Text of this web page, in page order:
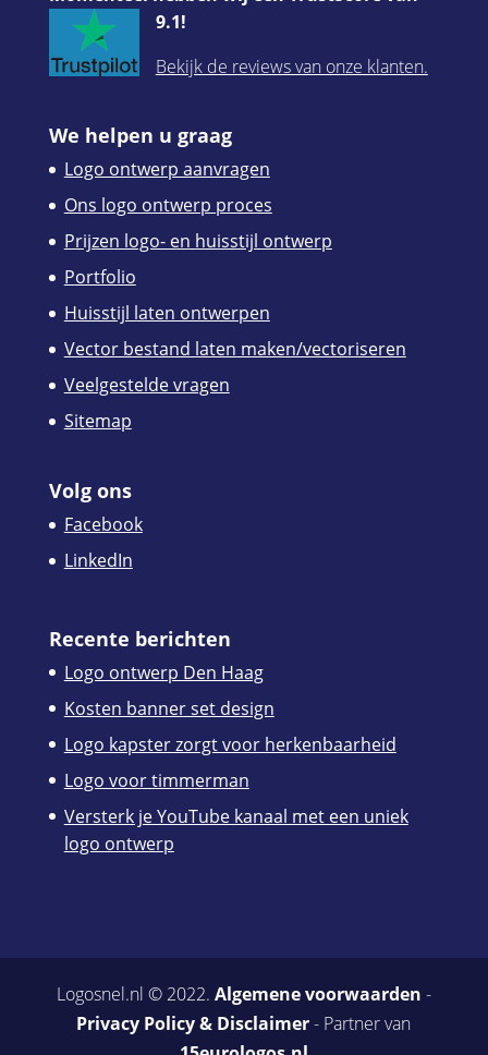
9.1!
Bekijk de reviews van onze klanten.
We helpen u graag
Logo ontwerp aanvragen
Ons logo ontwerp proces
Prijzen logo- en huisstijl ontwerp
Portfolio
Huisstijl laten ontwerpen
Vector bestand laten maken/vectoriseren
Veelgestelde vragen
Sitemap
Volg ons
Facebook
LinkedIn
Recente berichten
Logo ontwerp Den Haag
Kosten banner set design
Logo kapster zorgt voor herkenbaarheid
Logo voor timmerman
Versterk je YouTube kanaal met een uniek
logo ontwerp
Logosnel.nl © 2022. Algemene voorwaarden -
Privacy Policy & Disclaimer- Partner van